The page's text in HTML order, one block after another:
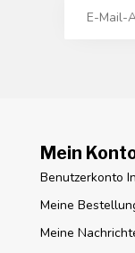
Mein
Benutzerkonto
Meine
Meine